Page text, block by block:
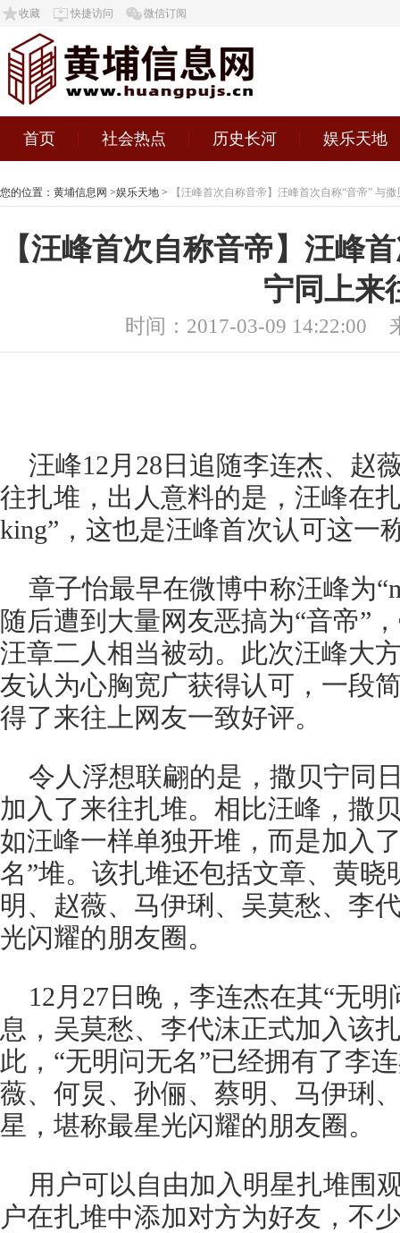
收藏 快捷访问 微信订阅
首页 社会热点 历史长河 娱乐天地
您的位置： 黄埔信息网 >娱乐天地 > 【汪峰首次自称音帝】汪峰首次自称“音帝” 与
【汪峰首次自称音帝】汪峰
宁同上来
时间：2017-03-09 14:22:00
汪峰12月28日追随李连杰、赵
往扎堆，出人意料的是，汪峰在
king”，这也是汪峰首次认可这一
章子怡最早在微博中称汪峰为
随后遭到大量网友恶搞为“音帝”
汪章二人相当被动。此次汪峰大
友认为心胸宽广获得认可，一段
得了来往上网友一致好评。
令人浮想联翩的是，撒贝宁同
加入了来往扎堆。相比汪峰，撒
如汪峰一样单独开堆，而是加入
名”堆。该扎堆还包括文章、黄晓
明、赵薇、马伊琍、吴莫愁、李
光闪耀的朋友圈。
12月27日晚，李连杰在其“无
息，吴莫愁、李代沫正式加入该
此，“无明问无名”已经拥有了李
薇、何炅、孙俪、蔡明、马伊琍
星，堪称最星光闪耀的朋友圈。
用户可以自由加入明星扎堆围
户在扎堆中添加对方为好友，不